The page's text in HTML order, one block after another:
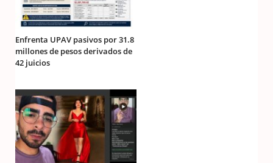
Enfrenta UPAV pasivos por 31.8
millones de pesos derivados de
42 juicios